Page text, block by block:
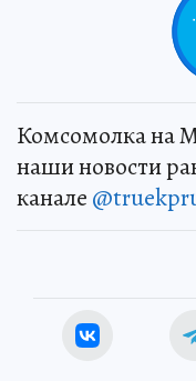
Комсомолка на
наши новости
канале